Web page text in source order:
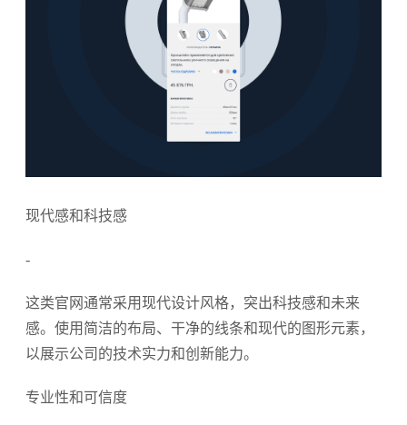
现代感和科技感
-
这类官网通常采用现代设计风格，突出科技感和未来
感。使用简洁的布局、干净的线条和现代的图形元素，
以展示公司的技术实力和创新能力。
专业性和可信度